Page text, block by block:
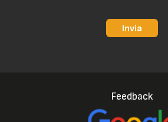
Invia
Feedback